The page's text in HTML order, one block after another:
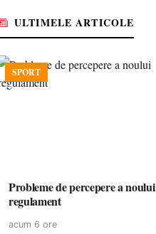
ULTIMELE ARTICOLE
SPORT
Probleme de percepere a noului
regulament
acum 6 ore